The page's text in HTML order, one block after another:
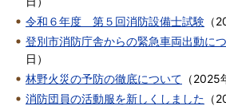
令和６年度 第５回消防設備士試験 （
登別市消防庁舎からの緊急車両出動に
日 ）
林野火災の予防の徹底について （2025
消防団員の活動服を新しくしました （